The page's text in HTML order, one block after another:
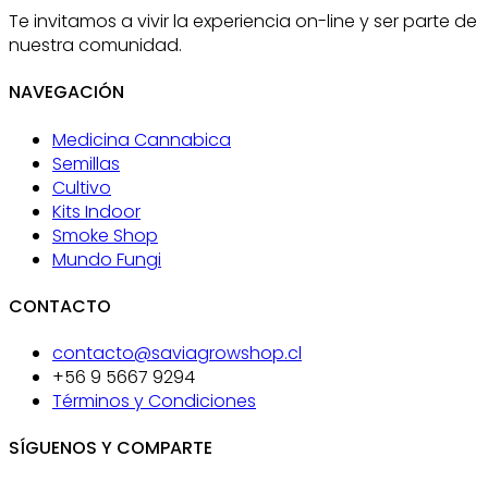
Te invitamos a vivir la experiencia on-line y ser parte de
nuestra comunidad.
NAVEGACIÓN
Medicina Cannabica
Semillas
Cultivo
Kits Indoor
Smoke Shop
Mundo Fungi
CONTACTO
contacto@saviagrowshop.cl
+56 9 5667 9294
Términos y Condiciones
SÍGUENOS Y COMPARTE